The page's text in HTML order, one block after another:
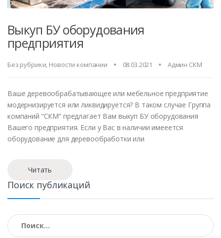
Выкуп БУ оборудования
предприятия
Без рубрики, Новости компании 08.03.2021 Админ СКМ
Ваше деревообрабатывающее или мебельное предприятие
модернизируется или ликвидируется? В таком случае Группа
компаний “СКМ” предлагает Вам выкуп БУ оборудования
Вашего предприятия. Если у Вас в наличии имееется
оборудование для деревообработки или
Читать
Поиск публикаций
Найти: